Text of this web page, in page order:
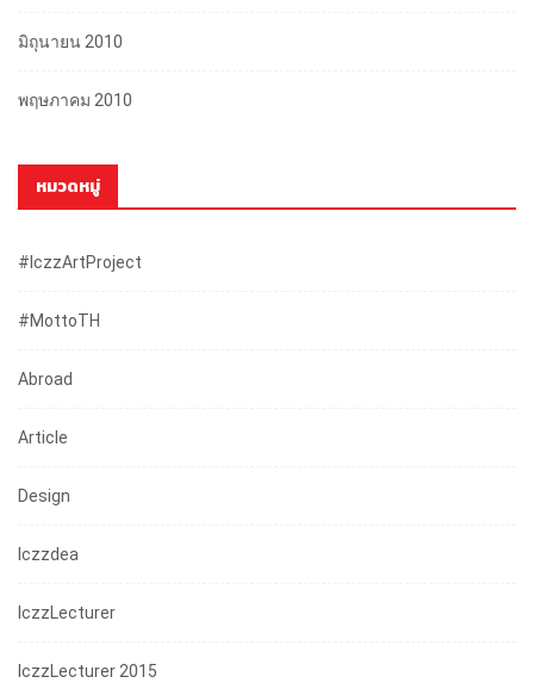
มิถุนายน 2010
พฤษภาคม 2010
หมวดหมู่
#iczzArtProject
#mottoTH
Abroad
Article
Design
Iczzdea
IczzLecturer
IczzLecturer 2015